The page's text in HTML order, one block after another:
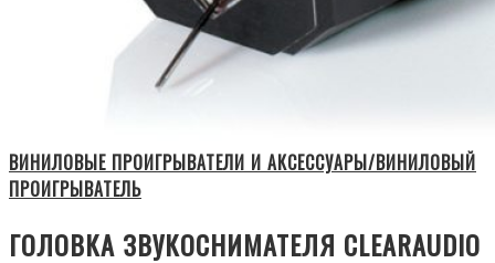
ВИНИЛОВЫЕ ПРОИГРЫВАТЕЛИ И АКСЕССУАРЫ/ВИНИЛОВЫЙ
ПРОИГРЫВАТЕЛЬ
ГОЛОВКА ЗВУКОСНИМАТЕЛЯ CLEARAUDIO